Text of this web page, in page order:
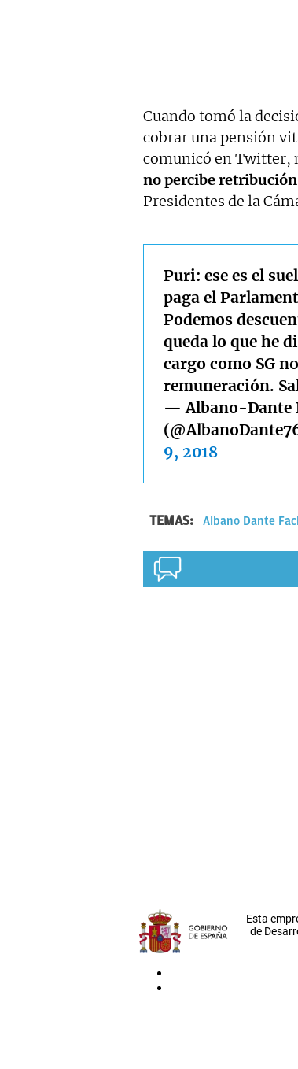
Cuando tomó la
cobrar una pensión
comunicó en Twitter,
no percibe
Presidentes de la
Puri: ese es el
paga el
Podemos
queda lo que he
cargo como SG
remuneración.
— Albano-Dante
9, 2018
TEMAS: Albano Dante
Esta
de